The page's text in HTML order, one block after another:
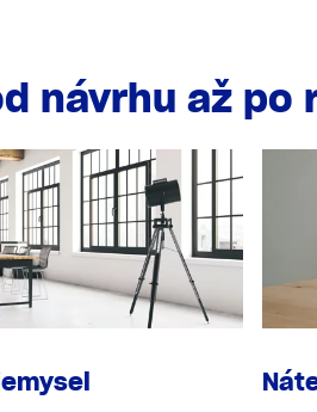
návrhu až po